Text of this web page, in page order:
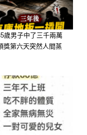
多歲了，但
于我們一
的時候，是
歲男子中了三千兩萬
獎第六天突然人間蒸